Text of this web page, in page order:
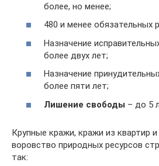
более, но менее;
480 и менее обязательных
Назначение
более двух лет;
Назначение
более пяти лет;
Лишение свободы – до 5
Крупные кражи, кражи из квартир
воровство природных ресурсов
так: